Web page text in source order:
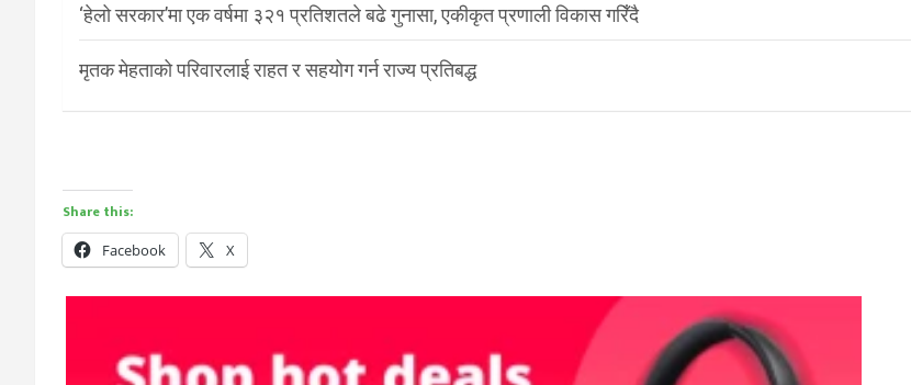
‘हेलो सरकार’मा एक वर्षमा ३२१ प्रतिशतले बढे गुनासा, एकीकृत प्रणाली विकास गरिँदै
मृतक मेहताको परिवारलाई राहत र सहयोग गर्न राज्य प्रतिबद्ध
Share this:
Facebook X